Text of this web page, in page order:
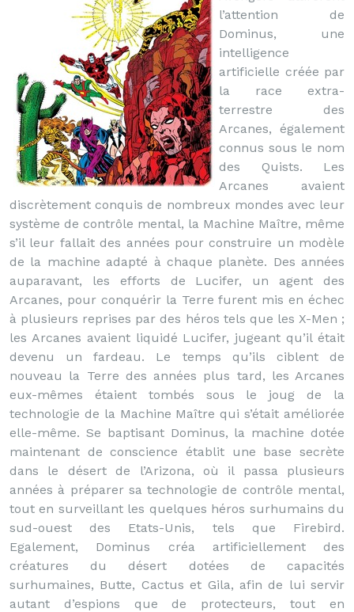
l’attention de
Dominus, une
intelligence
artificielle créée par
la race extra-
terrestre des
Arcanes, également
connus sous le nom
des Quists. Les
Arcanes avaient
discrètement conquis de nombreux mondes avec leur
système de contrôle mental, la Machine Maître, même
s’il leur fallait des années pour construire un modèle
de la machine adapté à chaque planète. Des années
auparavant, les efforts de Lucifer, un agent des
Arcanes, pour conquérir la Terre furent mis en échec
à plusieurs reprises par des héros tels que les X-Men ;
les Arcanes avaient liquidé Lucifer, jugeant qu’il était
devenu un fardeau. Le temps qu’ils ciblent de
nouveau la Terre des années plus tard, les Arcanes
eux-mêmes étaient tombés sous le joug de la
technologie de la Machine Maître qui s’était améliorée
elle-même. Se baptisant Dominus, la machine dotée
maintenant de conscience établit une base secrète
dans le désert de l’Arizona, où il passa plusieurs
années à préparer sa technologie de contrôle mental,
tout en surveillant les quelques héros surhumains du
sud-ouest des Etats-Unis, tels que Firebird.
Egalement, Dominus créa artificiellement des
créatures du désert dotées de capacités
surhumaines, Butte, Cactus et Gila, afin de lui servir
autant d’espions que de protecteurs, tout en